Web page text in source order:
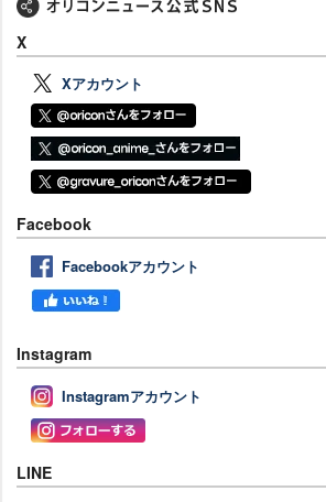
X
Xアカウント
Facebook
Facebookアカウント
Instagram
Instagramアカウント
LINE